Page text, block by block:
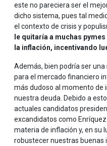
este no pareciera ser el
dicho sistema, pues tal
el contexto de crisis y
le quitaría a muchas
la inflación, incentivando
Además, bien podría ser
para el mercado financiero
más dudoso al momento de
nuestra deuda. Debido a
actuales candidatos
excandidatos como
materia de inflación y, en su
robustecer nuestras buenas